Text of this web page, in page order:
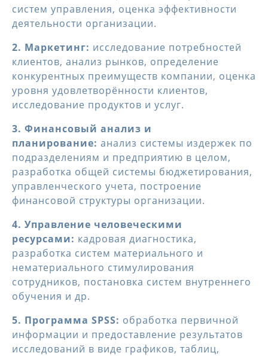
систем управления, оценка эффективности
деятельности организации.
2. Маркетинг: исследование потребностей
клиентов, анализ рынков, определение
конкурентных преимуществ компании, оценка
уровня удовлетворённости клиентов,
исследование продуктов и услуг.
3. Финансовый анализ и
планирование: анализ системы издержек по
подразделениям и предприятию в целом,
разработка общей системы бюджетирования,
управленческого учета, построение
финансовой структуры организации.
4. Управление человеческими
ресурсами: кадровая диагностика,
разработка систем материального и
нематериального стимулирования
сотрудников, постановка систем внутреннего
обучения и др.
5. Программа SPSS: обработка первичной
информации и предоставление результатов
исследований в виде графиков, таблиц,